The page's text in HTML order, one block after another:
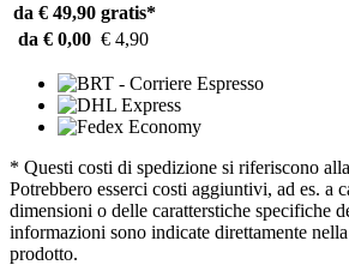
da € 49,90 gratis*
da € 0,00 € 4,90
* Questi costi di spedizione si riferiscono
Potrebbero esserci costi aggiuntivi, ad es. a
dimensioni o delle caratterstiche specifiche
informazioni sono indicate direttamente
prodotto.